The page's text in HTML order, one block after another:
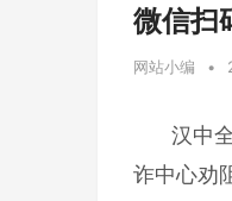
微信扫
网站小编 •
汉中
诈中心劝